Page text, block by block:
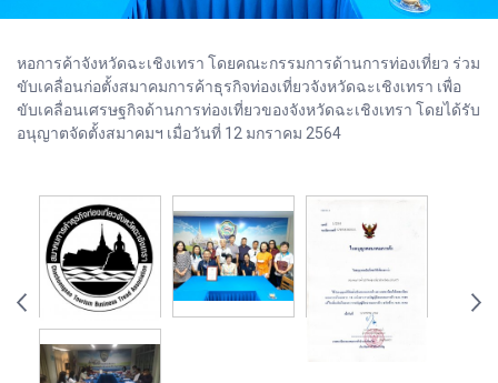
หอการค้าจังหวัดฉะเชิงเทรา โดยคณะกรรมการด้านการท่องเที่ยว ร่วม
ขับเคลื่อนก่อตั้งสมาคมการค้าธุรกิจท่องเที่ยวจังหวัดฉะเชิงเทรา เพื่อ
ขับเคลื่อนเศรษฐกิจด้านการท่องเที่ยวของจังหวัดฉะเชิงเทรา โดยได้รับ
อนุญาตจัดตั้งสมาคมฯ เมื่อวันที่ 12 มกราคม 2564